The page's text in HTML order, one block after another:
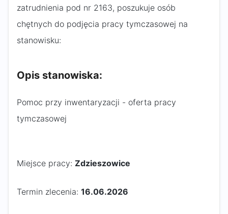
zatrudnienia pod nr 2163, poszukuje osób
chętnych do podjęcia pracy tymczasowej na
stanowisku:
Opis stanowiska:
Pomoc przy inwentaryzacji - oferta pracy
tymczasowej
Miejsce pracy: Zdzieszowice
Termin zlecenia: 16.06.2026